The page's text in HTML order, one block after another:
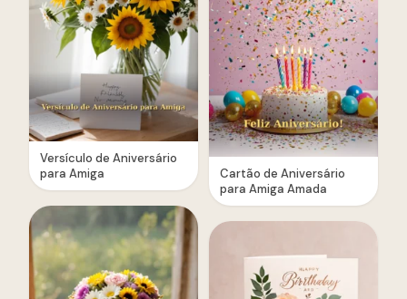
Versículo de Aniversário
para Amiga
Cartão de Aniversário
para Amiga Amada